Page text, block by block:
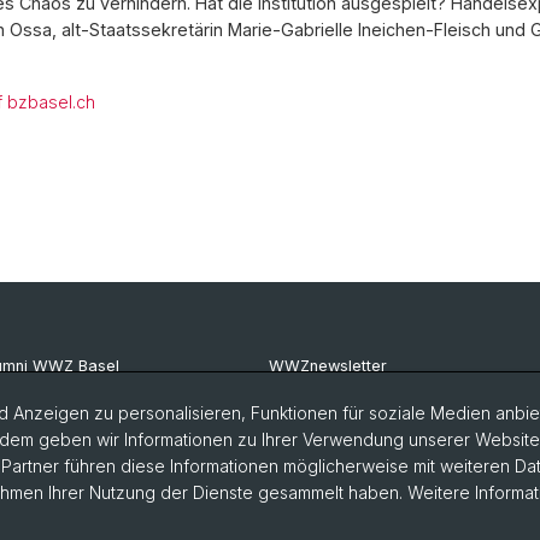
Ossa, alt-Staatssekretärin Marie-Gabrielle Ineichen-Fleisch und
bzbasel.ch
WWZ Basel
Basel
Basel
WWZnewsletter
RealWWZ
Fachgruppe WiWi
Anzeigen zu personalisieren, Funktionen für soziale Medien
geben wir Informationen zu Ihrer Verwendung unserer
führen diese Informationen möglicherweise mit weiteren
Ihrer Nutzung der Dienste gesammelt haben. Weitere